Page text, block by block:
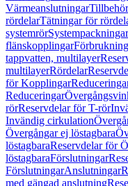
VärmeanslutningarTillbehör
rördelarTätningar för
systemrörSystempackningar
flänskopplingar
tappvatten, multilayer
multilayerRördelar
för Kopplingar
Reduceringar
rörReservdelar för T-rör
Invändig cirkulation
Övergångar ej löstagbara
löstagbaraReservdelar för
löstagbaraFörslutningar
FörslutningarAnslutningar
med gängad anslutning